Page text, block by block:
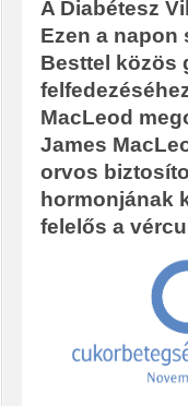
A Diabétesz
Ezen a napon
Besttel közös
MacLeod
James
orvos
hormonjának
felelős a